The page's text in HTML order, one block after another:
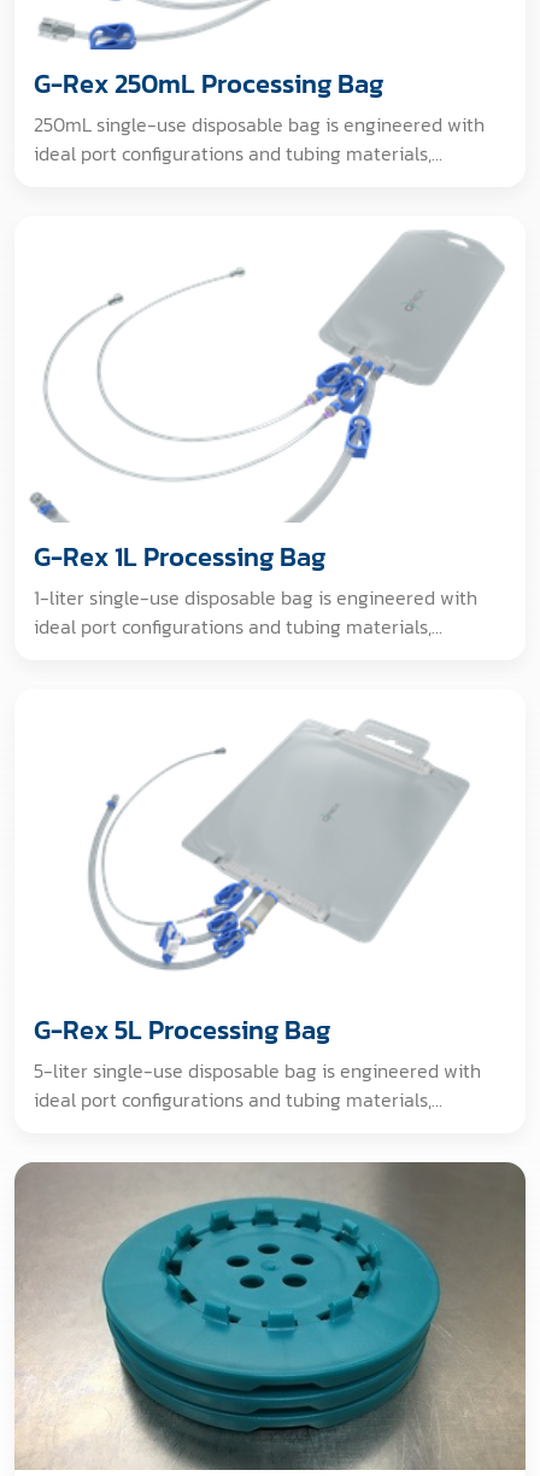
G-Rex 250mL Processing Bag
250mL single-use disposable bag is engineered with
ideal port configurations and tubing materials,
IRRADIATED. Dosimeter measurement confirms all
portions of the packaging environment received 25-
40 kGy].
G-Rex 1L Processing Bag
1-liter single-use disposable bag is engineered with
ideal port configurations and tubing materials,
IRRADIATED. Dosimeter measurement confirms all
portions of the packaging environment received 25-
G-Rex 5L Processing Bag
5-liter single-use disposable bag is engineered with
ideal port configurations and tubing materials,
designed for bioprocessing applications. [GAMMA
portions of the packaging environment received 25-